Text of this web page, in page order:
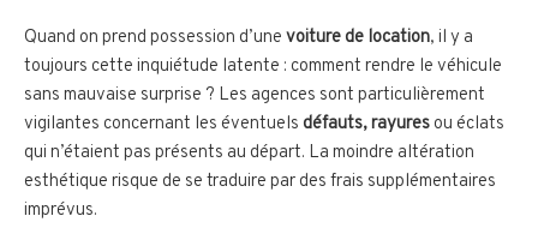
Quand on prend possession d’une voiture de location, il y a
toujours cette inquiétude latente : comment rendre le véhicule
sans mauvaise surprise ? Les agences sont particulièrement
vigilantes concernant les éventuels défauts, rayures ou éclats
qui n’étaient pas présents au départ. La moindre altération
esthétique risque de se traduire par des frais supplémentaires
imprévus.